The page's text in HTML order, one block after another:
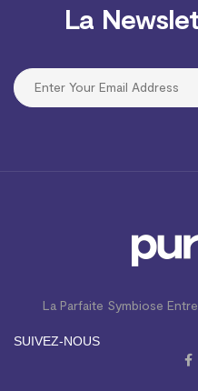
La
La Parfaite Symbiose
SUIVEZ-NOUS